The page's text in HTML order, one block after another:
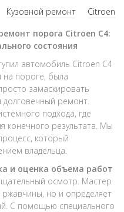
Кузовной ремонт
Citroen
порога Citroen C4:
состояния
автомобиль Citroen C4
на пороге, была
замаскировать
ремонт.
подхода, где
конечного результата. Мы
который
владельца.
и оценка объема работ
осмотр. Мастер
ржавчины, но и определяет
С помощью специального